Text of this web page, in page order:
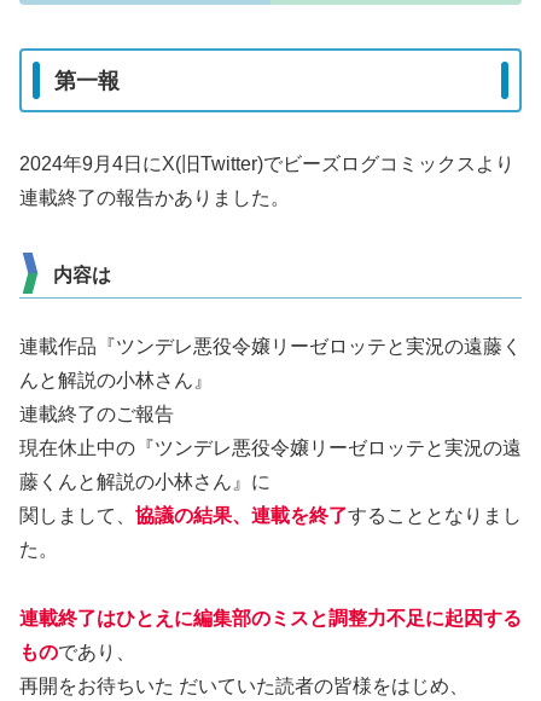
第一報
2024年9月4日にX(旧Twitter)でビーズログコミックスより
連載終了の報告かありました。
内容は
連載作品『ツンデレ悪役令嬢リーゼロッテと実況の遠藤く
んと解説の小林さん』
連載終了のご報告
現在休止中の『ツンデレ悪役令嬢リーゼロッテと実況の遠
藤くんと解説の小林さん』に
関しまして、 協議の結果、連載を終了することとなりまし
た。
連載終了はひとえに編集部のミスと調整力不足に起因する
ものであり、
再開をお待ちいた だいていた読者の皆様をはじめ、